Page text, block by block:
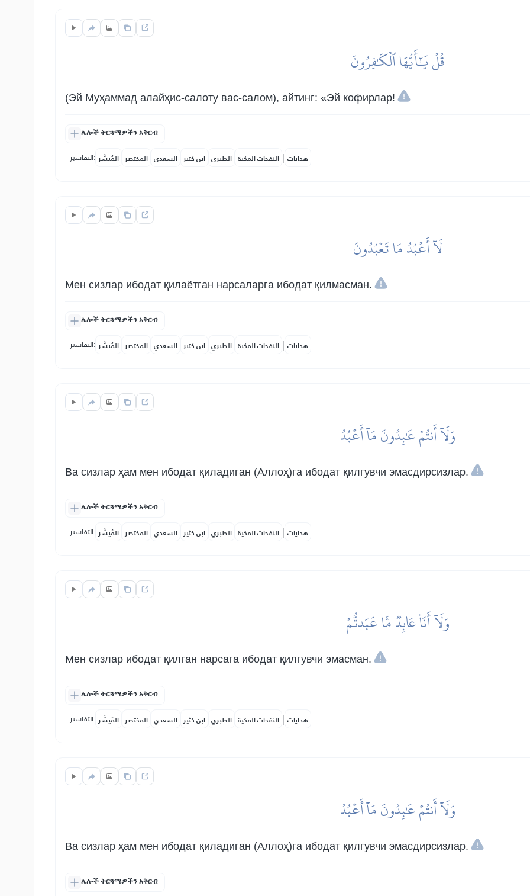
قُلۡ يَٰٓأَيُّهَا ٱلۡكَٰفِرُونَ
(Эй Муҳаммад алайҳис-салоту вас-салом), айтинг: «Эй кофирлар!
ሌሎች ትርጓሜዎችን አቅርብ
التفاسير: المُيسَّر المختصر السعدي ابن كثير الطبري النفحات المكية | هدايات
لَآ أَعۡبُدُ مَا تَعۡبُدُونَ
Мен сизлар ибодат қилаётган нарсаларга ибодат қилмасман.
ሌሎች ትርጓሜዎችን አቅርብ
التفاسير: المُيسَّر المختصر السعدي ابن كثير الطبري النفحات المكية | هدايات
وَلَآ أَنتُمۡ عَٰبِدُونَ مَآ أَعۡبُدُ
Ва сизлар ҳам мен ибодат қиладиган (Аллоҳ)га ибодат қилгувчи эмасдирсизлар.
ሌሎች ትርጓሜዎችን አቅርብ
التفاسير: المُيسَّر المختصر السعدي ابن كثير الطبري النفحات المكية | هدايات
وَلَآ أَنَا۠ عَابِدٞ مَّا عَبَدتُّمۡ
Мен сизлар ибодат қилган нарсага ибодат қилгувчи эмасман.
ሌሎች ትርጓሜዎችን አቅርብ
التفاسير: المُيسَّر المختصر السعدي ابن كثير الطبري النفحات المكية | هدايات
وَلَآ أَنتُمۡ عَٰبِدُونَ مَآ أَعۡبُدُ
Ва сизлар ҳам мен ибодат қиладиган (Аллоҳ)га ибодат қилгувчи эмасдирсизлар.
ሌሎች ትርጓሜዎችን አቅርብ